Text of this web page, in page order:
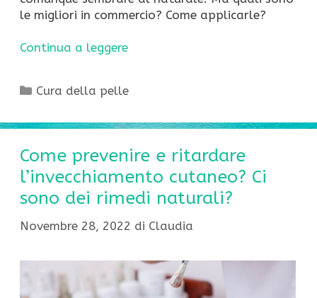
le migliori in commercio? Come applicarle?
Continua a leggere
Categorie
Cura della pelle
Come prevenire e ritardare
l’invecchiamento cutaneo? Ci
sono dei rimedi naturali?
Novembre 28, 2022 di Claudia